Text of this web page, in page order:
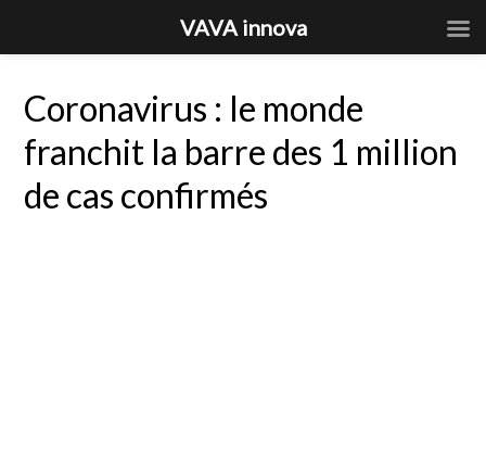
Coronavirus : le monde
franchit la barre des 1 million
de cas confirmés
VAVA innova